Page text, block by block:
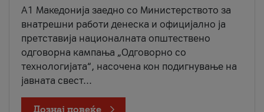
A1 Македонија заедно со Министерството за
внатрешни работи денеска и официјално ја
претставија националната општествено
одговорна кампања „Одговорно со
технологијата“, насочена кон подигнување на
јавната свест...
Дознај повеќе